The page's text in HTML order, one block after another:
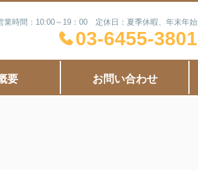
業時間：10:00～19：00 定休日：夏季休暇、年末年始
03-6455-3801
要 お問い合わせ